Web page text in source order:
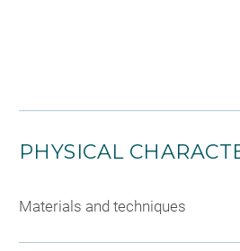
PHYSICAL
Materials and techniques